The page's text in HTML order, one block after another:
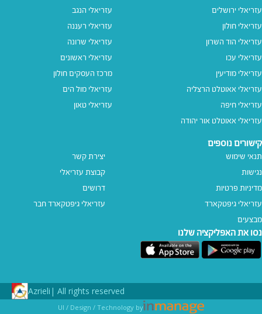
עזריאלי ירושלים
עזריאלי חולון
עזריאלי הוד השרון
עזריאלי עכו
עזריאלי מודיעין
עזריאלי אאוטלט הרצליה
עזריאלי חיפה
עזריאלי אאוטלט אור יהודה
עזריאלי הנגב
עזריאלי רעננה
עזריאלי שרונה
עזריאלי ראשונים
מרכז העסקים חולון
עזריאלי מול הים
עזריאלי טאון
קישורים נוספים
תנאי שימוש
נגישות
מדיניות פרטיות
עזריאלי גיפטקארד
מבצעים
יצירת קשר
קבוצת עזריאלי
דרושים
עזריאלי גיפטקארד חבר‎
נסו את האפליקציה שלנו
All rights reserved |
Azrieli
UI / Design / Technology by